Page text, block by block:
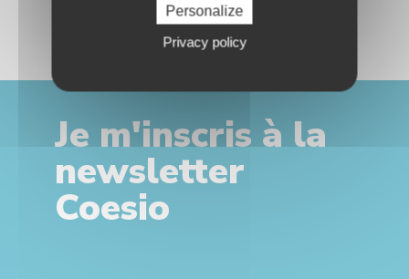
Je m'inscris à la
newsletter
Coesio
Personalize
Privacy policy